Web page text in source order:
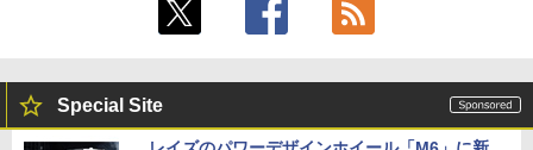
Special Site